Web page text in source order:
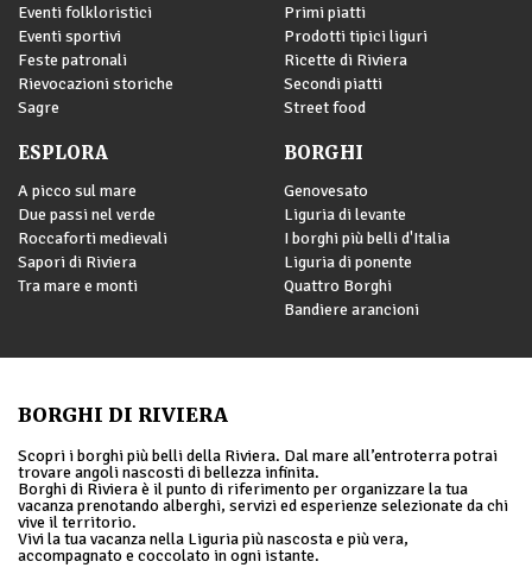
Eventi folkloristici
Eventi sportivi
Feste patronali
Rievocazioni storiche
Sagre
Primi piatti
Prodotti tipici liguri
Ricette di Riviera
Secondi piatti
Street food
ESPLORA
A picco sul mare
Due passi nel verde
Roccaforti medievali
Sapori di Riviera
Tra mare e monti
BORGHI
Genovesato
Liguria di levante
I borghi più belli d'Italia
Liguria di ponente
Quattro Borghi
Bandiere arancioni
BORGHI DI RIVIERA
Scopri i borghi più belli della Riviera. Dal mare all’entroterra potrai
trovare angoli nascosti di bellezza infinita.
Borghi di Riviera è il punto di riferimento per organizzare la tua
vacanza prenotando alberghi, servizi ed esperienze selezionate da chi
vive il territorio.
Vivi la tua vacanza nella Liguria più nascosta e più vera,
accompagnato e coccolato in ogni istante.